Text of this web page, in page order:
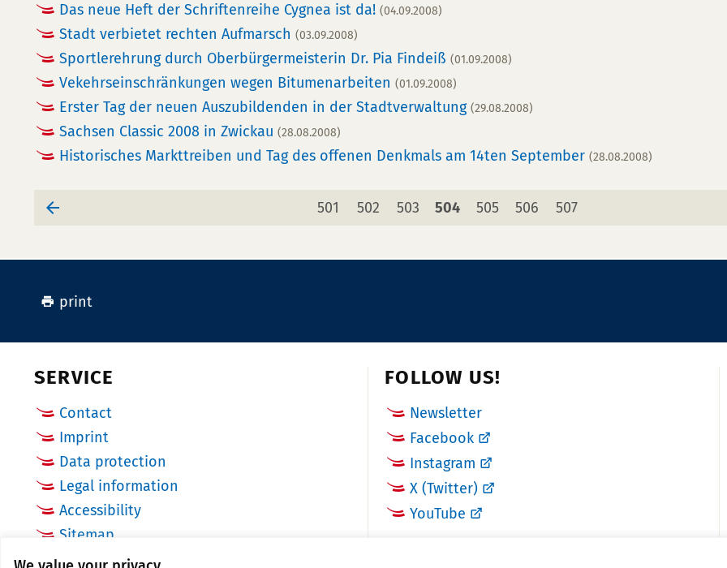
Das neue Heft der Schriftenreihe Cygnea ist da! (04.09.2008)
Stadt verbietet rechten Aufmarsch (03.09.2008)
Sportlerehrung durch Oberbürgermeisterin Dr. Pia Findeiß (01.09.2008)
Vekehrseinschränkungen wegen Bitumenarbeiten (01.09.2008)
Erster Tag der neuen Auszubildenden in der Stadtverwaltung (29.08.2008)
Sachsen Classic 2008 in Zwickau (28.08.2008)
Historisches Markttreiben und Tag des offenen Denkmals am 14ten September (28.08.2008)
page
501 page
502 page
503 page
504 page
505 page
506 page
507
print
SERVICE
Contact
Imprint
Data protection
Legal information
Accessibility
Sitemap
Cookie Settings
FOLLOW US!
Newsletter
Facebook
Instagram
X (Twitter)
YouTube